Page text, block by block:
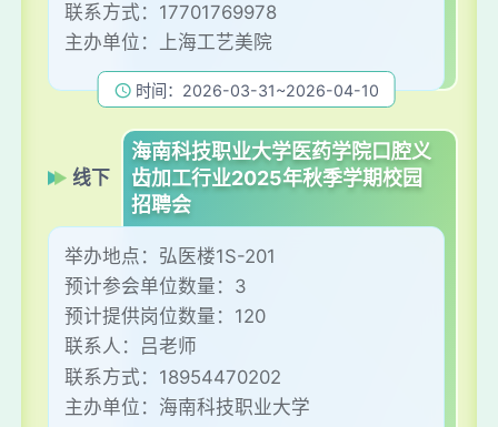
联系方式： 17701769978
主办单位： 上海工艺美院
时间：2026-03-31~2026-04-10
线下
海南科技职业大学医药学院口腔义
齿加工行业2025年秋季学期校园
招聘会
举办地点： 弘医楼1S-201
预计参会单位数量： 3
预计提供岗位数量： 120
联系人：
吕老师
联系方式： 18954470202
主办单位： 海南科技职业大学